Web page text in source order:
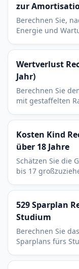
zur
Berechnen Sie,
Energie und
Wertverlust
Jahr)
Berechnen Sie
mit gestaffelten
Kosten Kind
über 18 Jahre
Schätzen Sie die
bis 17
Region.
529 Sparplan
Studium
Berechnen Sie
Sparplans fürs